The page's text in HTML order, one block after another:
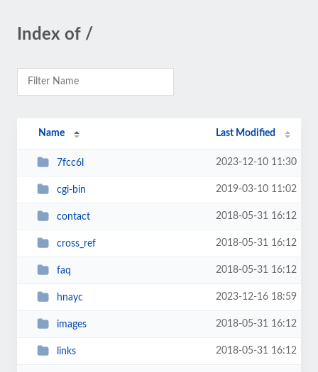
Index of /
Name Last Modified
7fcc6l 2023-12-10 11:30
cgi-bin 2019-03-10 11:02
contact 2018-05-31 16:12
cross_ref 2018-05-31 16:12
faq 2018-05-31 16:12
hnayc 2023-12-16 18:59
images 2018-05-31 16:12
links 2018-05-31 16:12